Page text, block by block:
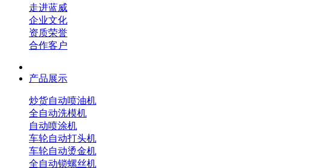
走进蓝威
企业文化
资质荣誉
合作客户
产品展示
炒货自动喷油机
全自动洗模机
自动喷涂机
车轮自动打头机
车轮自动烫金机
全自动锁螺丝机